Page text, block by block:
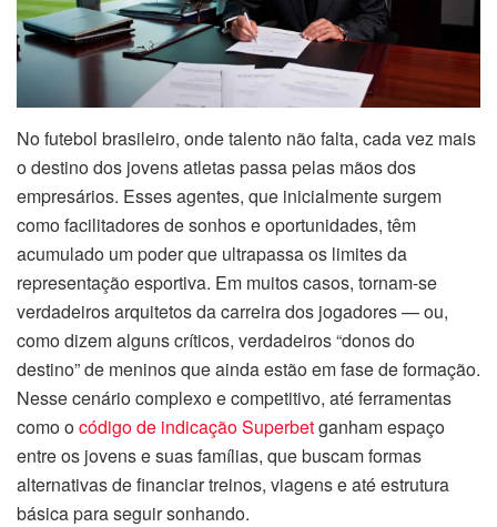
No futebol brasileiro, onde talento não falta, cada vez mais
o destino dos jovens atletas passa pelas mãos dos
empresários. Esses agentes, que inicialmente surgem
como facilitadores de sonhos e oportunidades, têm
acumulado um poder que ultrapassa os limites da
representação esportiva. Em muitos casos, tornam-se
verdadeiros arquitetos da carreira dos jogadores — ou,
como dizem alguns críticos, verdadeiros “donos do
destino” de meninos que ainda estão em fase de formação.
Nesse cenário complexo e competitivo, até ferramentas
como ocódigo de indicação Superbetganham espaço
entre os jovens e suas famílias, que buscam formas
alternativas de financiar treinos, viagens e até estrutura
básica para seguir sonhando.